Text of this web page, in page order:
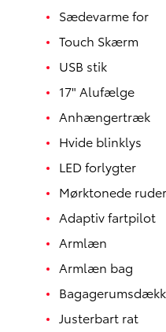
Sædevarme for
Touch Skærm
USB stik
17" Alufælge
Anhængertræk
Hvide blinklys
LED forlygter
Mørktonede
Adaptiv fartpilot
Armlæn
Armlæn bag
Justerbart rat